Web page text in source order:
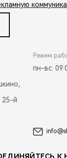
25-й
Режим
пн-вс:
К